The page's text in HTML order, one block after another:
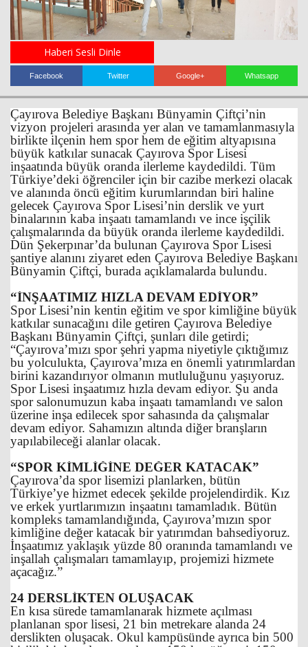
Haberi Sesli Dinle
Facebook Twitter Google+ Whatsapp
Çayırova Belediye Başkanı Bünyamin Çiftçi’nin
vizyon projeleri arasında yer alan ve tamamlanmasıyla
birlikte ilçenin hem spor hem de eğitim altyapısına
büyük katkılar sunacak Çayırova Spor Lisesi
inşaatında büyük oranda ilerleme kaydedildi. Tüm
Türkiye’deki öğrenciler için bir cazibe merkezi olacak
ve alanında öncü eğitim kurumlarından biri haline
gelecek Çayırova Spor Lisesi’nin derslik ve yurt
binalarının kaba inşaatı tamamlandı ve ince işçilik
çalışmalarında da büyük oranda ilerleme kaydedildi.
Dün Şekerpınar’da bulunan Çayırova Spor Lisesi
şantiye alanını ziyaret eden Çayırova Belediye Başkanı
Bünyamin Çiftçi, burada açıklamalarda bulundu.
“İNŞAATIMIZ HIZLA DEVAM EDİYOR”
Spor Lisesi’nin kentin eğitim ve spor kimliğine büyük
katkılar sunacağını dile getiren Çayırova Belediye
Başkanı Bünyamin Çiftçi, şunları dile getirdi;
“Çayırova’mızı spor şehri yapma niyetiyle çıktığımız
bu yolculukta, Çayırova’mıza en önemli yatırımlardan
birini kazandırıyor olmanın mutluluğunu yaşıyoruz.
Spor Lisesi inşaatımız hızla devam ediyor. Şu anda
spor salonumuzun kaba inşaatı tamamlandı ve salon
üzerine inşa edilecek spor sahasında da çalışmalar
devam ediyor. Sahamızın altında diğer branşların
yapılabileceği alanlar olacak.
“SPOR KİMLİĞİNE DEĞER KATACAK”
Çayırova’da spor lisemizi planlarken, bütün
Türkiye’ye hizmet edecek şekilde projelendirdik. Kız
ve erkek yurtlarımızın inşaatını tamamladık. Bütün
kompleks tamamlandığında, Çayırova’mızın spor
kimliğine değer katacak bir yatırımdan bahsediyoruz.
İnşaatımız yaklaşık yüzde 80 oranında tamamlandı ve
inşallah çalışmaları tamamlayıp, projemizi hizmete
açacağız.”
24 DERSLİKTEN OLUŞACAK
En kısa sürede tamamlanarak hizmete açılması
planlanan spor lisesi, 21 bin metrekare alanda 24
derslikten oluşacak. Okul kampüsünde ayrıca bin 500
Haberin Doğru Adresi.